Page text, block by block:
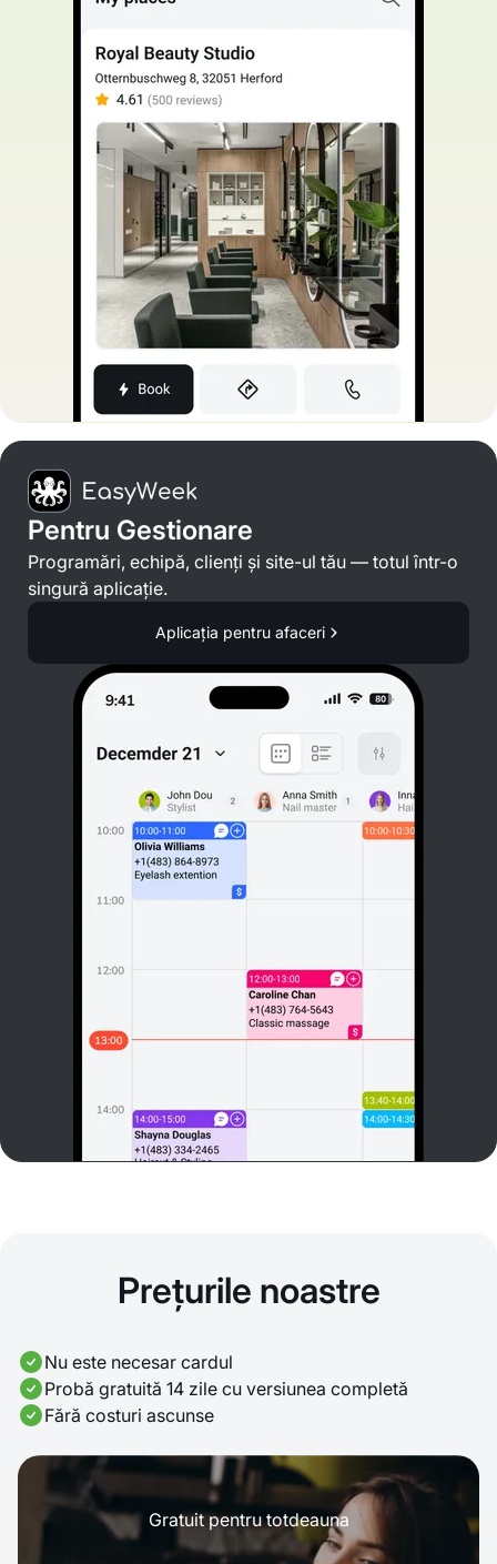
Pentru Gestionare
Programări, echipă, clienți și site-ul tău — totul într-o
singură aplicație.
Aplicația pentru afaceri
Prețurile noastre
Nu este necesar cardul
Probă gratuită 14 zile cu versiunea completă
Fără costuri ascunse
Gratuit pentru totdeauna